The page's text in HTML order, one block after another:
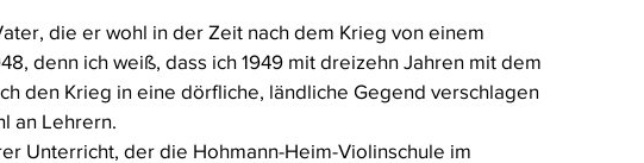
die er wohl in der Zeit nach dem Krieg von einem
denn ich weiß, dass ich 1949 mit dreizehn Jahren mit dem
den Krieg in eine dörfliche, ländliche Gegend verschlagen
an Lehrern.
Unterricht, der die Hohmann-Heim-Violinschule im